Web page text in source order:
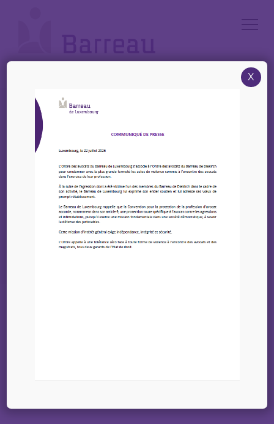
Accueil News
CJBL – Comité élargi pour la Rentrée solennelle & Concours National
d’Éloquence
CJBL – Comité élargi
pour la Rentrée
solennelle & Concours
National d’Éloquence
X